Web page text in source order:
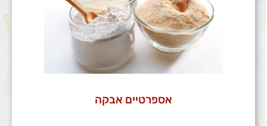
אספרטיים אבקה